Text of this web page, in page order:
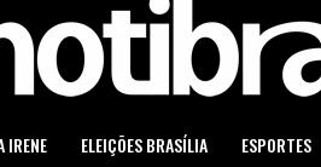
IRENE ELEIÇÕES BRASÍLIA ESPORTES